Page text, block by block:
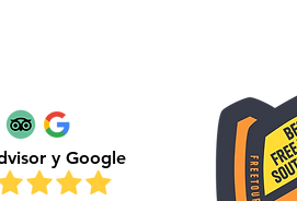
y Google